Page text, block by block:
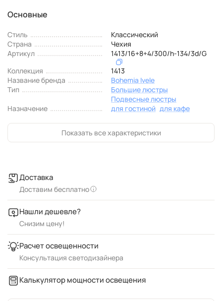
Основные
Стиль
Классический
Страна
Чехия
Артикул
1413/16+8+4/300/h-134/3d/G
Коллекция
1413
Название бренда
Bohemia Ivele
Тип
Большие люстры
Подвесные люстры
Назначение
для гостиной для кафе
Показать все характеристики
Доставка
Доставим бесплатно
Нашли дешевле?
Снизим цену!
Расчет освещенности
Консультация светодизайнера
Калькулятор мощности освещения